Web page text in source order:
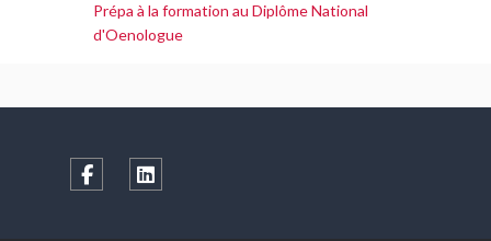
Prépa à la formation au Diplôme National
d'Oenologue